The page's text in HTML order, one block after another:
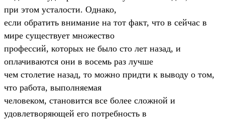
при этом усталости. Однако,
если обратить внимание на тот факт, что в сейчас в
мире существует множество
профессий, которых не было сто лет назад, и
оплачиваются они в восемь раз лучше
чем столетие назад, то можно придти к выводу о том,
что работа, выполняемая
человеком, становится все более сложной и
удовлетворяющей его потребность в